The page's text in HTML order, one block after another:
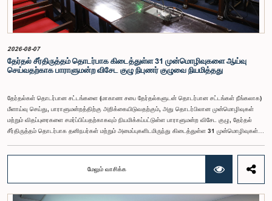
முன்வைத்தனர்.அதன்படி, எதிர்காலத்தில் இச்சம்பள மட்டம் தொடர்பாக மேலும் கவனம் செலுத்தி
தேவையான தீர்மானங்கள் எடுக்கப்பட வேண்டியதன் அவசியம் குழுவில் வலியுறுத்தப்பட்டது. மேலும்,
நிரந்தரமானதும் சுயாதீனமானதுமான சம்பள மற்றும் பணியாளர் ஆணைக்குழுவை நிறுவுவதற்கான
யோசனையையும் குழுத் தலைவர் முன்வைத்தார்.
2026-08-07
தேர்தல் சீர்திருத்தம் தொடர்பாக கிடைத்துள்ள 31 முன்மொழிவுகளை ஆய்வு
செய்வதற்காக பாராளுமன்ற விசேட குழு நிபுணர் குழுவை நியமித்தது
தேர்தல்கள் தொடர்பான சட்டங்களை (மாகாண சபை தேர்தல்களுடன் தொடர்பான சட்டங்கள் நீங்கலாக)
மீளாய்வு செய்து, பாராளுமன்றத்திற்கு அறிக்கையிடுவதற்கும், அது தொடர்பிலான முன்மொழிவுகள்
மற்றும் விதப்புரைகளை சமர்ப்பிப்பதற்காகவும் நியமிக்கப்பட்டுள்ள பாராளுமன்ற விசேட குழு, தேர்தல்
சீர்திருத்தம் தொடர்பாக தனிநபர்கள் மற்றும் அமைப்புகளிடமிருந்து கிடைத்துள்ள 31 முன்மொழிவுகள்
நியமித்துள்ளது.கௌரவ பொது நிர்வாக, மாகாண சபைகள் மற்றும் உள்ளூராட்சி அமைச்சர் பேராசிரியர்
ஏ.எச்.எம்.எச்.அபயரத்ன அவர்கள் தலைமையில் அண்மையில் பாராளுமன்றத்தில் நடைபெற்ற குறித்த
விசேட குழுக் கூட்டத்தின் போதே இத்தீர்மானம் எடுக்கப்பட்டது.2004, 2007 மற்றும் 2022 ஆம்
ஆண்டுகளில் வெளியிடப்பட்ட பாராளுமன்ற விசேட குழுக்களின் அறிக்கைகள் மற்றும் தனிநபர்கள்,
மேலும் வாசிக்க